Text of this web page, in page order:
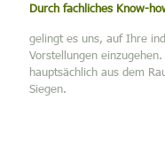
Durch fachliches Know-
gelingt es uns, auf Ihre
Vorstellungen
hauptsächlich aus dem
Siegen.